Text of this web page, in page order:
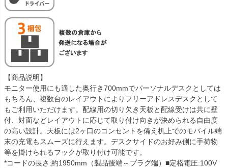
【商品説明】
モニター使用にも適した奥行き700mmでパーソナルデスクとしては
もちろん、複数台のレイアウトによりフリーアドレスデスクとして
もご利用いただけます。配線用の切り欠き天板と配線受けは共に壁
付、対面などレイアウトに応じて取り付け向きが決められる自由度
の高い設計。天板には2ヶ口のコンセントを備え机上でのモバイル端
末の充電もスムーズに行えます。デスクサイドのお好み側に手荷物
等を掛けられるフックが取り付け可能です。
*コードの長さ:約1950mm（製品後端～プラグ端）■定格電圧:100V